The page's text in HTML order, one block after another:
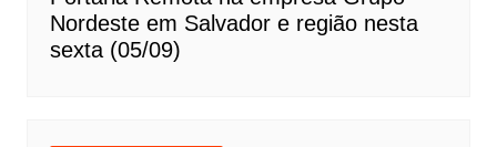
Nordeste em Salvador e região nesta
sexta (05/09)